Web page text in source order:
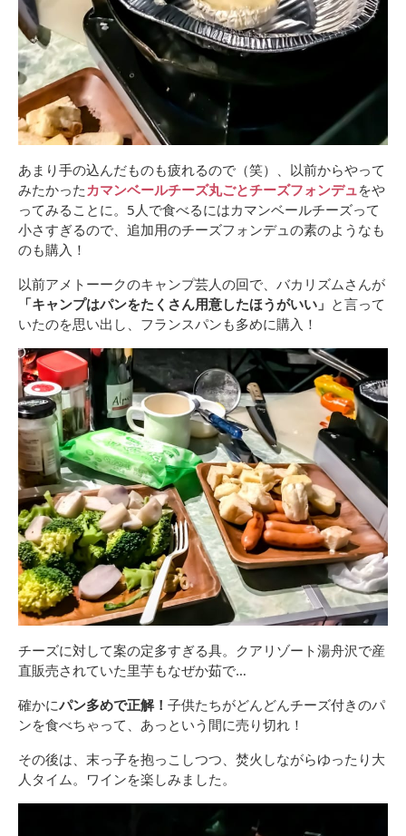
あまり手の込んだものも疲れるので（笑）、以前からやって
みたかったカマンベールチーズ丸ごとチーズフォンデュをや
ってみることに。5人で食べるにはカマンベールチーズって
小さすぎるので、追加用のチーズフォンデュの素のようなも
のも購入！
以前アメトーークのキャンプ芸人の回で、バカリズムさんが
「キャンプはパンをたくさん用意したほうがいい」 と言って
いたのを思い出し、フランスパンも多めに購入！
チーズに対して案の定多すぎる具。クアリゾート湯舟沢で産
直販売されていた里芋もなぜか茹で…
確かにパン多めで正解！ 子供たちがどんどんチーズ付きのパ
ンを食べちゃって、あっという間に売り切れ！
その後は、末っ子を抱っこしつつ、焚火しながらゆったり大
人タイム。ワインを楽しみました。